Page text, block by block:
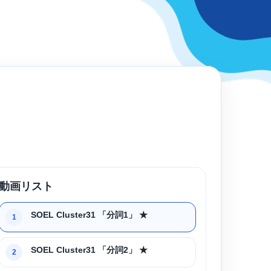
画リスト
1 SOEL Cluster31 「分詞1」 ★
2 SOEL Cluster31 「分詞2」 ★